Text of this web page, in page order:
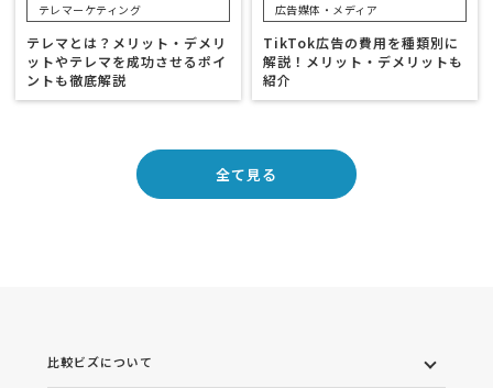
テレマーケティング
テレマとは？メリット・デメリ
ットやテレマを成功させるポイ
ントも徹底解説
広告媒体・メディア
TikTok広告の費用を種類別に
解説！メリット・デメリットも
紹介
全て見る
比較ビズについて